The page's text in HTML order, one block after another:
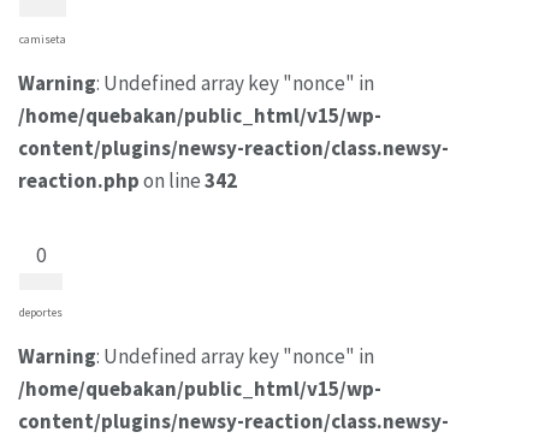
camiseta
Warning: Undefined array key "nonce" in
/home/quebakan/public_html/v15/wp-
content/plugins/newsy-reaction/class.newsy-
reaction.phpon line342
0
deportes
Warning: Undefined array key "nonce" in
/home/quebakan/public_html/v15/wp-
content/plugins/newsy-reaction/class.newsy-